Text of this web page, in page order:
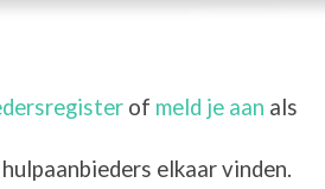
of meld je aan als
elkaar vinden.